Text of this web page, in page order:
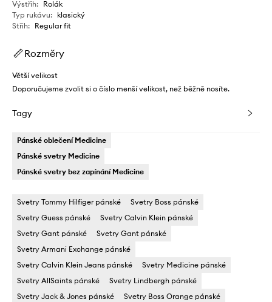
Výstřih: Rolák
Typ rukávu: klasický
Střih: Regular fit
Rozměry
Větší velikost
Doporučujeme zvolit si o číslo menší velikost, než běžně nosíte.
Tagy
Pánské oblečení Medicine
Pánské svetry Medicine
Pánské svetry bez zapínání Medicine
Svetry Tommy Hilfiger pánské
Svetry Boss pánské
Svetry Guess pánské
Svetry Calvin Klein pánské
Svetry Gant pánské
Svetry Gant pánské
Svetry Armani Exchange pánské
Svetry Calvin Klein Jeans pánské
Svetry Medicine pánské
Svetry AllSaints pánské
Svetry Lindbergh pánské
Svetry Jack & Jones pánské
Svetry Boss Orange pánské